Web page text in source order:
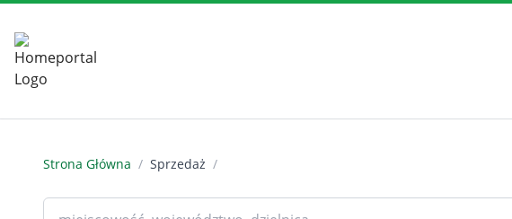
Strona Główna / Sprzedaż /